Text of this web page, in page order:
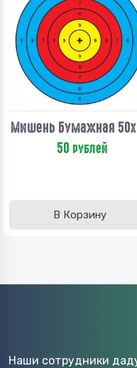
Мишень Бумажная
50 рублей
В Корзину
Наши сотрудники